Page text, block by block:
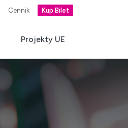
Cennik Kup Bilet
Projekty UE